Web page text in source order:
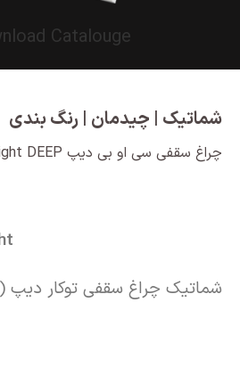
Catalouge
شماتیک | چیدمان | رنگ بندی
چراغ سقفی سی او بی دیپ Recessed Downlight DEEP
شماتیک چراغ سقفی توکار دیپ (DEEP)